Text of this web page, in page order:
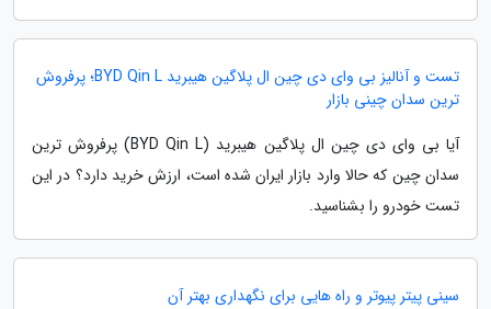
تست و آنالیز بی وای دی چین ال پلاگین هیبرید BYD Qin L؛ پرفروش
ترین سدان چینی بازار
آیا بی وای دی چین ال پلاگین هیبرید (BYD Qin L) پرفروش ترین
سدان چین که حالا وارد بازار ایران شده است، ارزش خرید دارد؟ در این
تست خودرو را بشناسید.
سینی پیتر پیوتر و راه هایی برای نگهداری بهتر آن